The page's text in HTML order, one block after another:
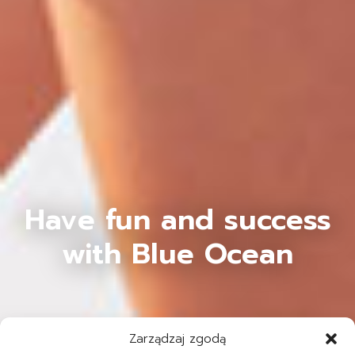
Zarządzaj zgodą
Have fun and success
with Blue Ocean